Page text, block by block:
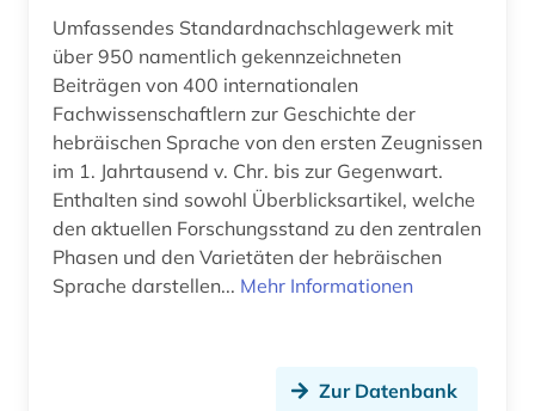
Umfassendes Standardnachschlagewerk mit
über 950 namentlich gekennzeichneten
Beiträgen von 400 internationalen
Fachwissenschaftlern zur Geschichte der
hebräischen Sprache von den ersten Zeugnissen
im 1. Jahrtausend v. Chr. bis zur Gegenwart.
Enthalten sind sowohl Überblicksartikel, welche
den aktuellen Forschungsstand zu den zentralen
Phasen und den Varietäten der hebräischen
Sprache darstellen... Mehr Informationen
Zur Datenbank